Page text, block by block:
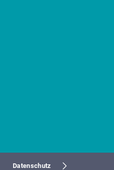
Datenschutz